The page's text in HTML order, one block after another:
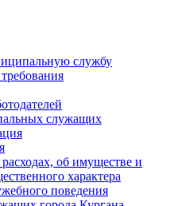
службу
служащих
об имуществе и
характера
поведения